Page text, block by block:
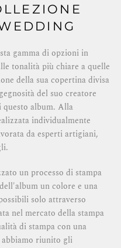
gamma di opzioni in
tonalità più chiare a quelle
della sua copertina divisa
del suo creatore
questo album. Alla
individualmente
da esperti artigiani,
un processo di stampa
un colore e una
solo attraverso
nel mercato della stampa
di stampa con una
abbiamo riunito gli